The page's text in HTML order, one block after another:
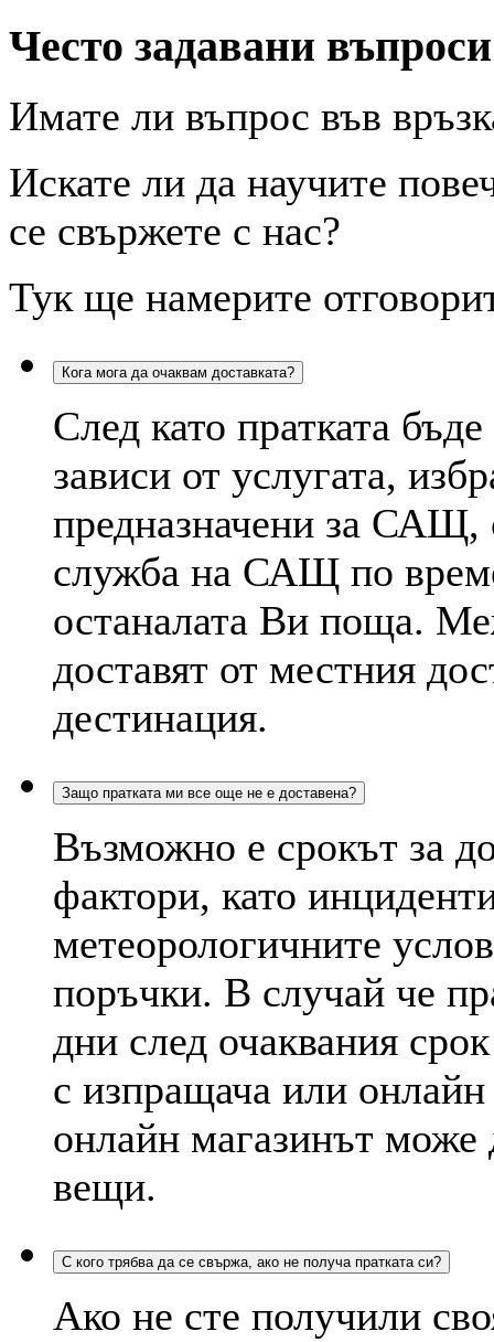
Често задавани
Имате ли въпрос във
Искате ли да научите
се свържете с нас?
Тук ще намерите
Кога мога да очаквам доставката?
След като пратката
зависи от услугата,
предназначени за САЩ,
служба на САЩ по
останалата Ви поща.
доставят от местния
дестинация.
Защо пратката ми все още не е доставена?
Възможно е срокът за
фактори, като
метеорологичните
поръчки. В случай че
дни след очаквания
с изпращача или
онлайн магазинът може
вещи.
С кого трябва да се свържа, ако не получа пратката си?
Ако не сте получили